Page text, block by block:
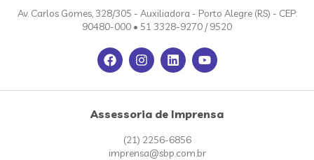
Av. Carlos Gomes, 328/305 - Auxiliadora - Porto Alegre (RS) - CEP:
90480-000 • 51 3328-9270 / 9520
Assessoria de Imprensa
(21) 2256-6856
imprensa@sbp.com.br